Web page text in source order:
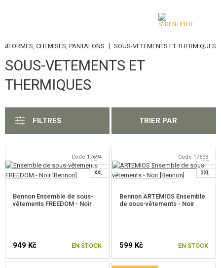
CATÉGORIES
AIRSOFT GUNS
ARMES AIR COMPRIMÉ, LANCE-PIERRES
LANCE-GRENADES, GRENADES
BATTERIES, CHARGEURS
LUNETTES, MASQUES
HOLSTERS, SACOCHES DE TRANSPORT
CHEMISES, PANTALONS | SOUS-VETEMENTS ET THERMIQUES
SOUS-VETEMENTS ET
THERMIQUES
FILTRES TRIER PAR
Code 17694
XXL
L
S
Bennon Ensemble de sous-
vêtements FREEDOM - Noir
949 Kč EN STOCK
Code 17693
3XL
XXL
L
Bennon ARTEMIOS Ensemble
de sous-vêtements - Noir
599 Kč EN STOCK
L
M
S